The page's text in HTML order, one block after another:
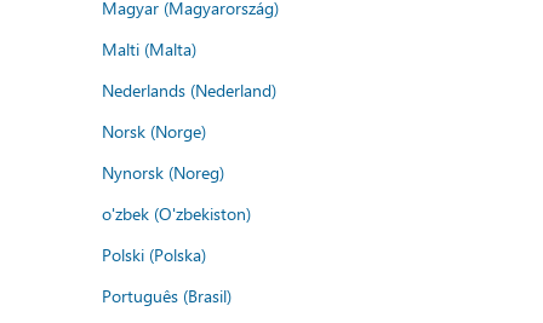
Magyar (Magyarország)
Malti (Malta)
Nederlands (Nederland)
Norsk (Norge)
Nynorsk (Noreg)
o'zbek (O'zbekiston)
Polski (Polska)
Português (Brasil)